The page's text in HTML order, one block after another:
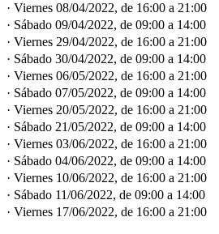
· Viernes 08/04/2022, de 16:00 a 21:00
· Sábado 09/04/2022, de 09:00 a 14:00
· Viernes 29/04/2022, de 16:00 a 21:00
· Sábado 30/04/2022, de 09:00 a 14:00
· Viernes 06/05/2022, de 16:00 a 21:00
· Sábado 07/05/2022, de 09:00 a 14:00
· Viernes 20/05/2022, de 16:00 a 21:00
· Sábado 21/05/2022, de 09:00 a 14:00
· Viernes 03/06/2022, de 16:00 a 21:00
· Sábado 04/06/2022, de 09:00 a 14:00
· Viernes 10/06/2022, de 16:00 a 21:00
· Sábado 11/06/2022, de 09:00 a 14:00
· Viernes 17/06/2022, de 16:00 a 21:00